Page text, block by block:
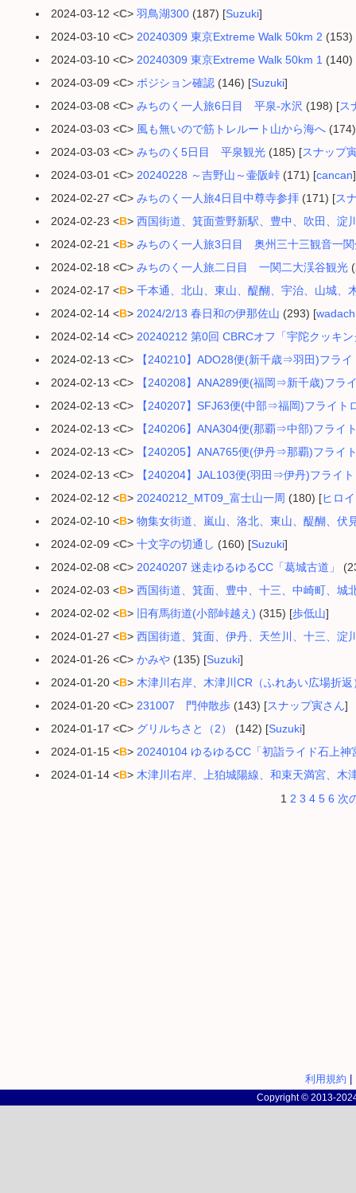
2024-03-12 <C> 羽鳥湖300 (187) [Suzuki]
2024-03-10 <C> 20240309 東京Extreme Walk 50km 2 (153)
2024-03-10 <C> 20240309 東京Extreme Walk 50km 1 (140)
2024-03-09 <C> ポジション確認 (146) [Suzuki]
2024-03-08 <C> みちのく一人旅6日目 平泉-水沢 (198) [ス
2024-03-03 <C> 風も無いので筋トレルート山から海へ
2024-03-03 <C> みちのく5日目 平泉観光 (185) [スナップ
2024-03-01 <C> 20240228 ～吉野山～壷阪峠 (171) [cancan]
2024-02-27 <C> みちのく一人旅4日目中尊寺参拝 (171) [ス
2024-02-23 <B> 西国街道、箕面萱野新駅、豊中、吹田、淀
2024-02-21 <B> みちのく一人旅3日目 奥州三十三観音一
2024-02-18 <C> みちのく一人旅二日目 一関二大渓谷観光
2024-02-17 <B> 千本通、北山、東山、醍醐、宇治、山城、
2024-02-14 <B> 2024/2/13 春日和の伊那佐山 (293) [
2024-02-14 <C> 20240212 第0回 CBRCオフ「宇陀クッキ
2024-02-13 <C>
【240210】ADO28便(新千歳⇒羽田)フライ
2024-02-13 <C>
【240208】ANA289便(福岡⇒新千歳)フラ
2024-02-13 <C>
【240207】SFJ63便(中部⇒福岡)フライト
2024-02-13 <C>
【240206】ANA304便(那覇⇒中部)フライ
2024-02-13 <C>
【240205】ANA765便(伊丹⇒那覇)フライ
2024-02-13 <C>
【240204】JAL103便(羽田⇒伊丹)フライ
2024-02-12 <B> 20240212_MT09_富士山一周 (180) [ヒロ
2024-02-10 <B> 物集女街道、嵐山、洛北、東山、醍醐、伏
2024-02-09 <C> 十文字の切通し (160) [Suzuki]
2024-02-08 <C> 20240207 迷走ゆるゆるCC「葛城古道」
2024-02-03 <B> 西国街道、箕面、豊中、十三、中崎町、城
2024-02-02 <B> 旧有馬街道(小部峠越え) (315) [歩低山]
2024-01-27 <B> 西国街道、箕面、伊丹、天竺川、十三、淀
2024-01-26 <C> かみや (135) [Suzuki]
2024-01-20 <B> 木津川右岸、木津川CR（ふれあい広場折返
2024-01-20 <C> 231007 門仲散歩 (143) [スナップ寅さん]
2024-01-17 <C> グリルちさと（2） (142) [Suzuki]
2024-01-15 <B> 20240104 ゆるゆるCC「初詣ライド石上神
2024-01-14 <B> 木津川右岸、上狛城陽線、和束天満宮、木
1 2 3 4 5 6 次
利用規約
Copyright © 2013-